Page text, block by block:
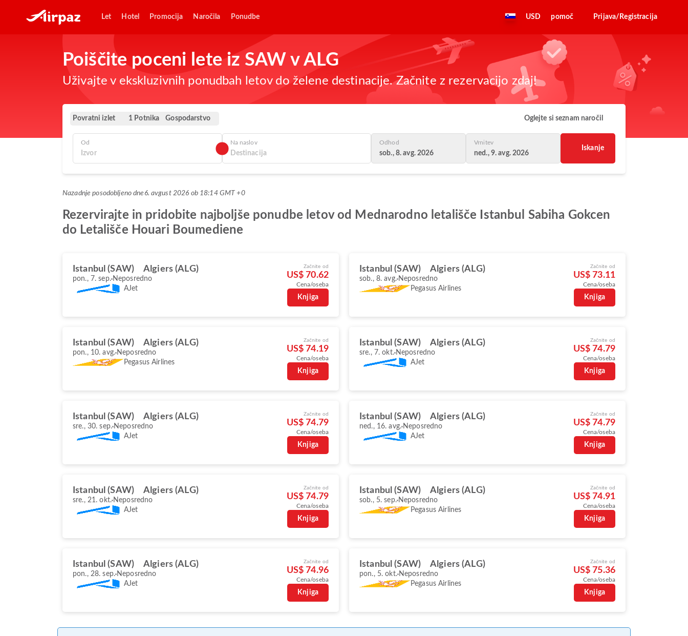
Let Hotel Promocija Naročila Ponudbe USD pomoč Prijava/Registracija
Poiščite poceni lete iz SAW v ALG
Uživajte v ekskluzivnih ponudbah letov do želene destinacije. Začnite z rezervacijo zdaj!
Povratni izlet 1 Potnika Gospodarstvo Oglejte si seznam naročil
Od Na naslov Odhod
sob., 8. avg. 2026
Vrnitev
ned., 9. avg. 2026
Iskanje
Nazadnje posodobljeno dne 6. avgust 2026 ob 18:14 GMT +0
Rezervirajte in pridobite najboljše ponudbe letov od Mednarodno letališče Istanbul Sabiha Gokcen
do Letališče Houari Boumediene
Istanbul (SAW) Algiers (ALG)
pon., 7. sep. Neposredno
AJet
Začnite od
US$ 70.62
Cena/oseba
Knjiga
Istanbul (SAW) Algiers (ALG)
sob., 8. avg. Neposredno
Pegasus Airlines
Začnite od
US$ 73.11
Cena/oseba
Knjiga
Istanbul (SAW) Algiers (ALG)
pon., 10. avg. Neposredno
Pegasus Airlines
Začnite od
US$ 74.19
Cena/oseba
Knjiga
Istanbul (SAW) Algiers (ALG)
sre., 7. okt. Neposredno
AJet
Začnite od
US$ 74.79
Cena/oseba
Knjiga
Istanbul (SAW) Algiers (ALG)
sre., 30. sep. Neposredno
AJet
Začnite od
US$ 74.79
Cena/oseba
Knjiga
Istanbul (SAW) Algiers (ALG)
ned., 16. avg. Neposredno
AJet
Začnite od
US$ 74.79
Cena/oseba
Knjiga
Istanbul (SAW) Algiers (ALG)
sre., 21. okt. Neposredno
AJet
Začnite od
US$ 74.79
Cena/oseba
Knjiga
Istanbul (SAW) Algiers (ALG)
sob., 5. sep. Neposredno
Pegasus Airlines
Začnite od
US$ 74.91
Cena/oseba
Knjiga
Istanbul (SAW) Algiers (ALG)
pon., 28. sep. Neposredno
AJet
Začnite od
US$ 74.96
Cena/oseba
Knjiga
Istanbul (SAW) Algiers (ALG)
pon., 5. okt. Neposredno
Pegasus Airlines
Začnite od
US$ 75.36
Cena/oseba
Knjiga